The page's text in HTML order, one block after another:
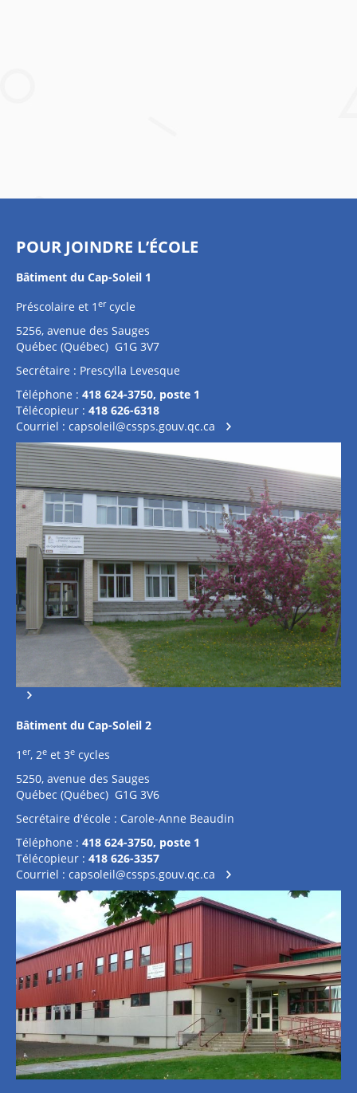
POUR JOINDRE L’ÉCOLE
Bâtiment du Cap-Soleil 1
Préscolaire et 1 ercycle
5256, avenue des Sauges
Québec (Québec) G1G 3V7
Secrétaire : Prescylla Levesque
Téléphone : 418 624-3750, poste 1
Télécopieur : 418 626-6318
Courriel : capsoleil@cssps.gouv.qc.ca
Bâtiment du Cap-Soleil 2
1 er, 2e et 3e cycles
5250, avenue des Sauges
Québec (Québec) G1G 3V6
Secrétaire d'école : Carole-Anne Beaudin
Téléphone : 418 624-3750, poste 1
Télécopieur : 418 626-3357
Courriel : capsoleil@cssps.gouv.qc.ca